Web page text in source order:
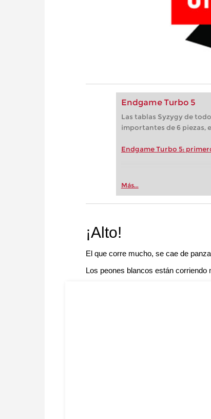
Endgame Turbo 5
Las tablas Syzygy de
importantes de 6 piezas,
Endgame Turbo 5:
Más...
¡Alto!
El que corre mucho, se cae de
Los peones blancos están